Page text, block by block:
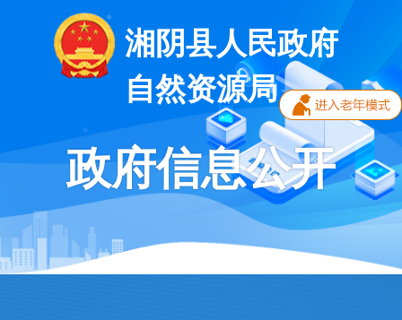
湘阴县人民政府
自然资源局
政府信息公开